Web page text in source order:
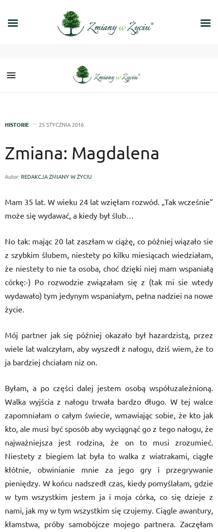
HISTORIE 25 STYCZNIA 2016
Zmiana: Magdalena
Autor: REDAKCJA ZMIANY W ŻYCIU
Mam 35 lat. W wieku 24 lat wzięłam rozwód. „Tak wcześnie”
może się wydawać, a kiedy był ślub…
No tak: mając 20 lat zaszłam w ciążę, co później wiązało sie
z szybkim ślubem, niestety po kilku miesiącach wiedziałam,
że niestety to nie ta osoba, choć dzięki niej mam wspaniałą
córkę:-) Po rozwodzie związałam się z (tak mi sie wtedy
wydawało) tym jedynym wspaniałym, pełna nadziei na nowe
życie.
Mój partner jak się później okazało był hazardzistą, przez
wiele lat walczyłam, aby wyszedł z nałogu, dziś wiem, że to
ja bardziej chciałam niz on.
Byłam, a po części dalej jestem osobą współuzależnioną.
Walka wyjścia z nałogu trwała bardzo długo. W tej walce
zapomniałam o całym świecie, wmawiając sobie, że kto jak
kto, ale musi być sposób aby wyciągnąć go z tego nałogu, że
najważniejsza jest rodzina, że on to musi zrozumieć.
Niestety z biegiem lat była to walka z wiatrakami, ciągłe
kłótnie, obwinianie mnie za jego gry i przegrywanie
pieniędzy. W końcu nadszedł czas, kiedy pomyślałam, gdzie
w tym wszystkim jestem ja i moja córka, co się dzieje z
nami, jak my w tym wszystkim się czujemy. Ciągle awantury,
kłamstwa, próby samobójcze mojego partnera. Zaczęłam